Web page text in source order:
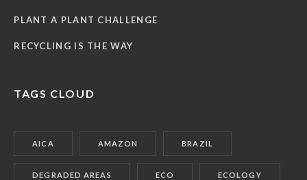
PLANT A PLANT CHALLENGE
RECYCLING IS THE WAY
TAGS CLOUD
AICA AMAZON BRAZIL
DEGRADED AREAS ECO ECOLOGY